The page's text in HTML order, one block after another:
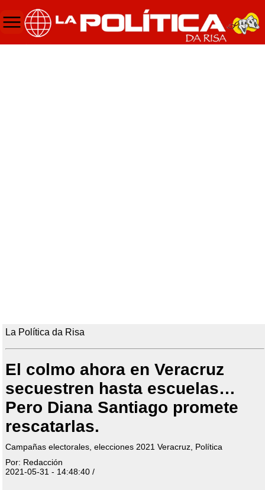
La Política da Risa
El colmo ahora en Veracruz
secuestren hasta escuelas…
Pero Diana Santiago promete
rescatarlas.
Campañas electorales, elecciones 2021 Veracruz, Política
Por: Redacción
2021-05-31 - 14:48:40 /